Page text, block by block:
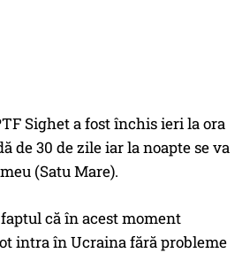
Sighet a fost închis ieri la ora
de 30 de zile iar la noapte se va
(Satu Mare).
că în acest moment
intra în Ucraina fără probleme